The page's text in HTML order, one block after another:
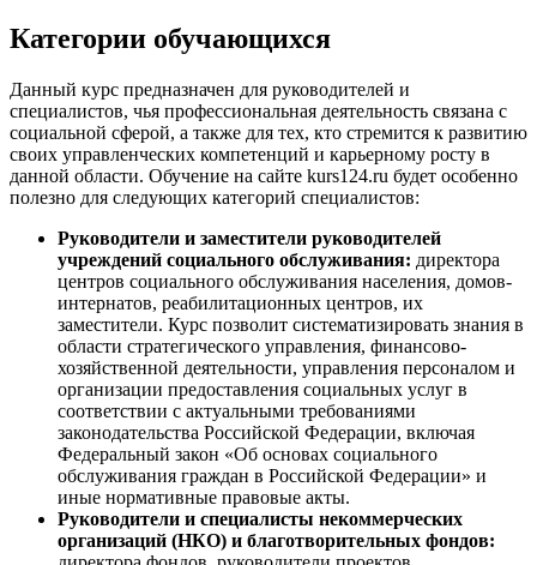
Категории обучающихся
Данный курс предназначен для руководителей и
специалистов, чья профессиональная деятельность связана с
социальной сферой, а также для тех, кто стремится к развитию
своих управленческих компетенций и карьерному росту в
данной области. Обучение на сайте kurs124.ru будет особенно
полезно для следующих категорий специалистов:
Руководители и заместители руководителей
учреждений социального обслуживания: директора
центров социального обслуживания населения, домов-
интернатов, реабилитационных центров, их
заместители. Курс позволит систематизировать знания в
области стратегического управления, финансово-
хозяйственной деятельности, управления персоналом и
организации предоставления социальных услуг в
соответствии с актуальными требованиями
законодательства Российской Федерации, включая
Федеральный закон «Об основах социального
обслуживания граждан в Российской Федерации» и
иные нормативные правовые акты.
Руководители и специалисты некоммерческих
организаций (НКО) и благотворительных фондов: